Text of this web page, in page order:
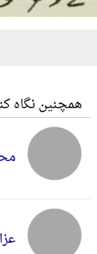
همچنین نگاه